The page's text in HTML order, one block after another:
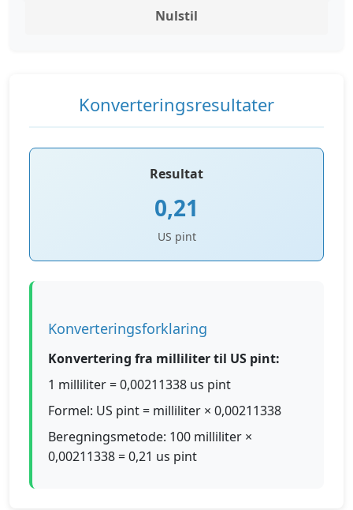
Nulstil
Konverteringsresultater
Resultat
0,21
US pint
Konverteringsforklaring
Konvertering fra milliliter til US pint:
1 milliliter = 0,00211338 us pint
Formel: US pint = milliliter × 0,00211338
Beregningsmetode: 100 milliliter ×
0,00211338 = 0,21 us pint